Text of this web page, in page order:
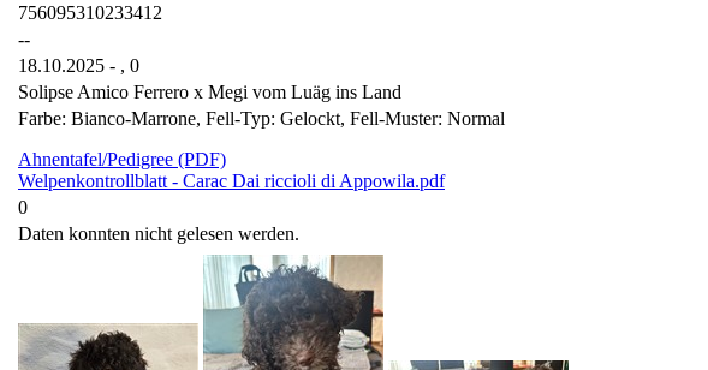
756095310233412
--
18.10.2025 - , 0
Solipse Amico Ferrero x Megi vom Luäg ins Land
Farbe: Bianco-Marrone, Fell-Typ: Gelockt, Fell-Muster: Normal
Ahnentafel/Pedigree (PDF)
Welpenkontrollblatt - Carac Dai riccioli di Appowila.pdf
0
Daten konnten nicht gelesen werden.